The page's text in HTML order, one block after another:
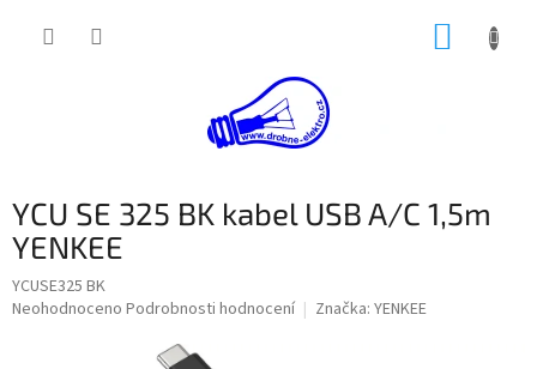
YCU SE 325 BK kabel USB A/C 1,5m
YENKEE
YCUSE325 BK
Průměrné
Neohodnoceno Podrobnosti hodnocení Značka: YENKEE